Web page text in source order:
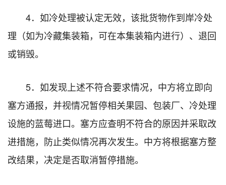
4．如冷处理被认定无效，该批货物作到岸冷处
理（如为冷藏集装箱，可在本集装箱内进行）、退回
或销毁。
5．如发现上述不符合要求情况，中方将立即向
塞方通报，并视情况暂停相关果园、包装厂、冷处理
设施的蓝莓进口。塞方应查明不符合的原因并采取改
进措施，防止类似情况再次发生。中方将根据塞方整
改结果，决定是否取消暂停措施。